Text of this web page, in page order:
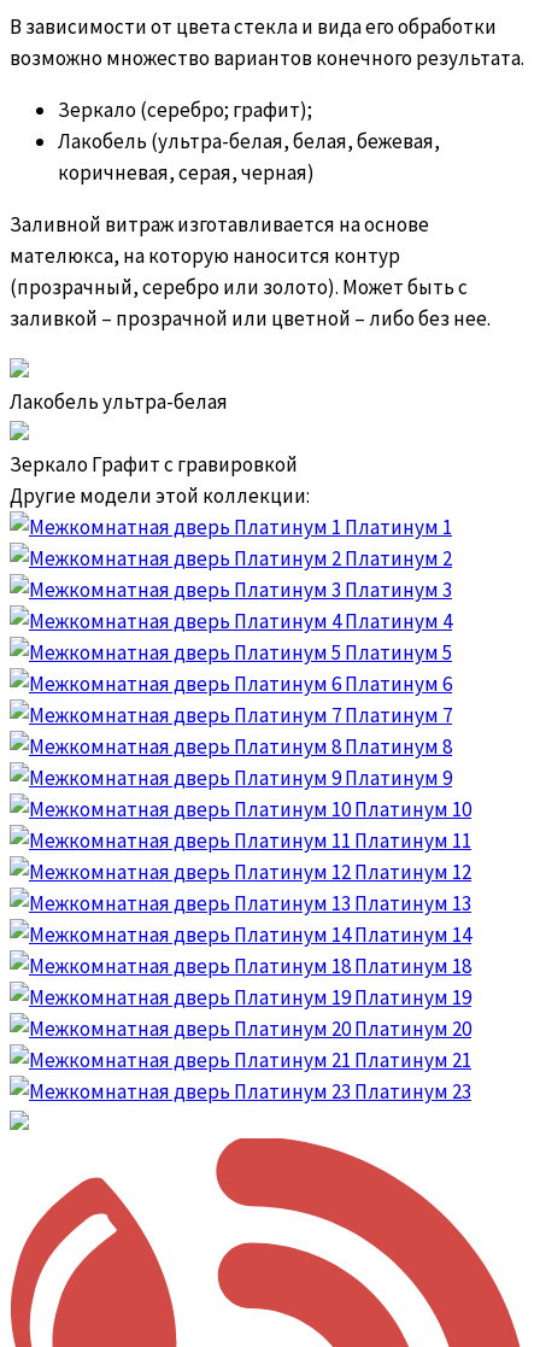
В зависимости от цвета стекла и вида его обработки
возможно множество вариантов конечного результата.
Зеркало (серебро; графит);
Лакобель (ультра-белая, белая, бежевая,
коричневая, серая, черная)
Заливной витраж изготавливается на основе
мателюкса, на которую наносится контур
(прозрачный, серебро или золото). Может быть с
заливкой – прозрачной или цветной – либо без нее.
Лакобель ультра-белая
Зеркало Графит с гравировкой
Другие модели этой коллекции:
Платинум 1
Платинум 2
Платинум 3
Платинум 4
Платинум 5
Платинум 6
Платинум 7
Платинум 8
Платинум 9
Платинум 10
Платинум 11
Платинум 12
Платинум 13
Платинум 14
Платинум 18
Платинум 19
Платинум 20
Платинум 21
Платинум 23